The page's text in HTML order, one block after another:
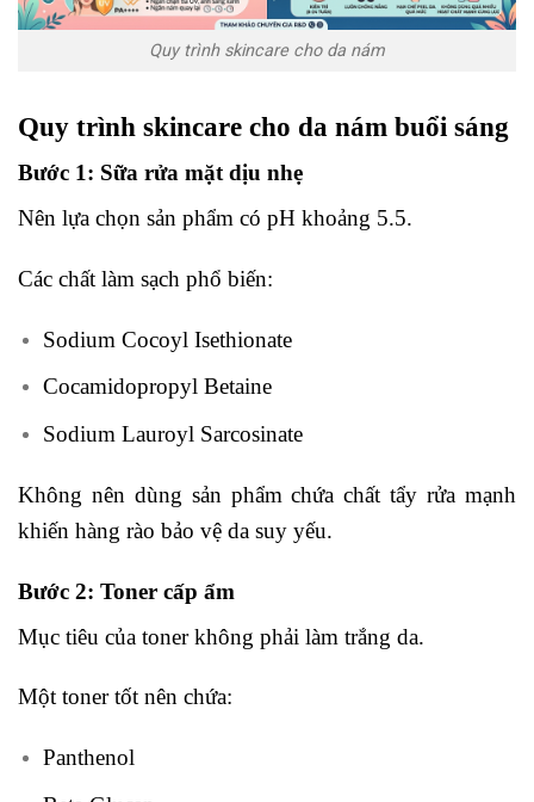
Quy trình skincare cho da nám
Quy trình skincare cho da nám buổi sáng
Bước 1: Sữa rửa mặt dịu nhẹ
Nên lựa chọn sản phẩm có pH khoảng 5.5.
Các chất làm sạch phổ biến:
Sodium Cocoyl Isethionate
Cocamidopropyl Betaine
Sodium Lauroyl Sarcosinate
Không nên dùng sản phẩm chứa chất tẩy rửa mạnh
khiến hàng rào bảo vệ da suy yếu.
Bước 2: Toner cấp ẩm
Mục tiêu của toner không phải làm trắng da.
Một toner tốt nên chứa:
Panthenol